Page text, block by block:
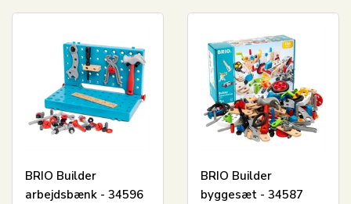
BRIO Builder
arbejdsbænk - 34596
BRIO Builder
byggesæt - 34587